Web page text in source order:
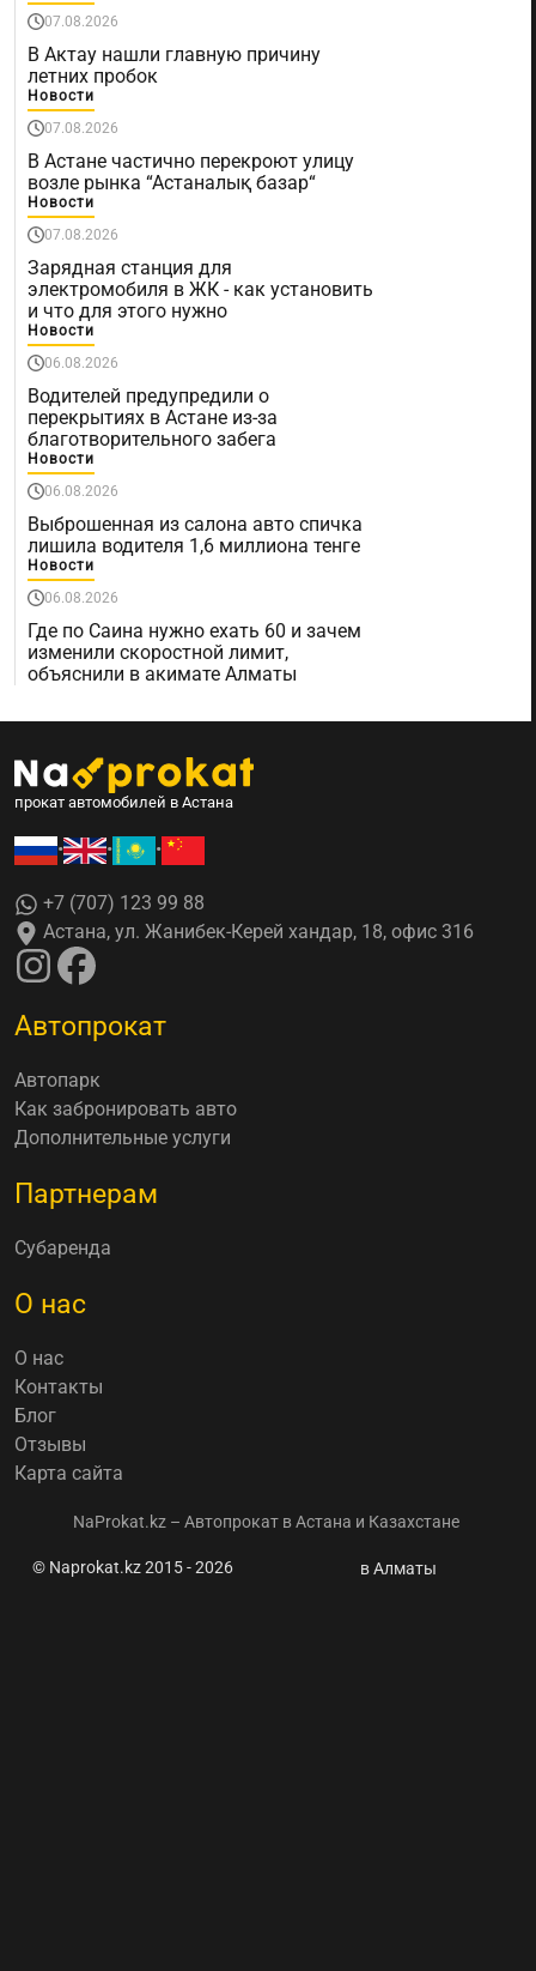
07.08.2026
В Актау нашли главную причину
летних пробок
Новости
07.08.2026
В Астане частично перекроют улицу
возле рынка “Астаналық базар“
Новости
07.08.2026
Зарядная станция для
электромобиля в ЖК - как установить
и что для этого нужно
Новости
06.08.2026
Водителей предупредили о
перекрытиях в Астане из-за
благотворительного забега
Новости
06.08.2026
Выброшенная из салона авто спичка
лишила водителя 1,6 миллиона тенге
Новости
06.08.2026
Где по Саина нужно ехать 60 и зачем
изменили скоростной лимит,
объяснили в акимате Алматы
прокат автомобилей в Астана
• • •
+7 (707) 123 99 88
Астана, ул. Жанибек-Керей хандар, 18, офис 316
Автопрокат
Автопарк
Как забронировать авто
Дополнительные услуги
Партнерам
Субаренда
О нас
О нас
Контакты
Блог
Отзывы
Карта сайта
NaProkat.kz – Автопрокат в Астана и Казахстане
© Naprokat.kz 2015 - 2026 в Алматы